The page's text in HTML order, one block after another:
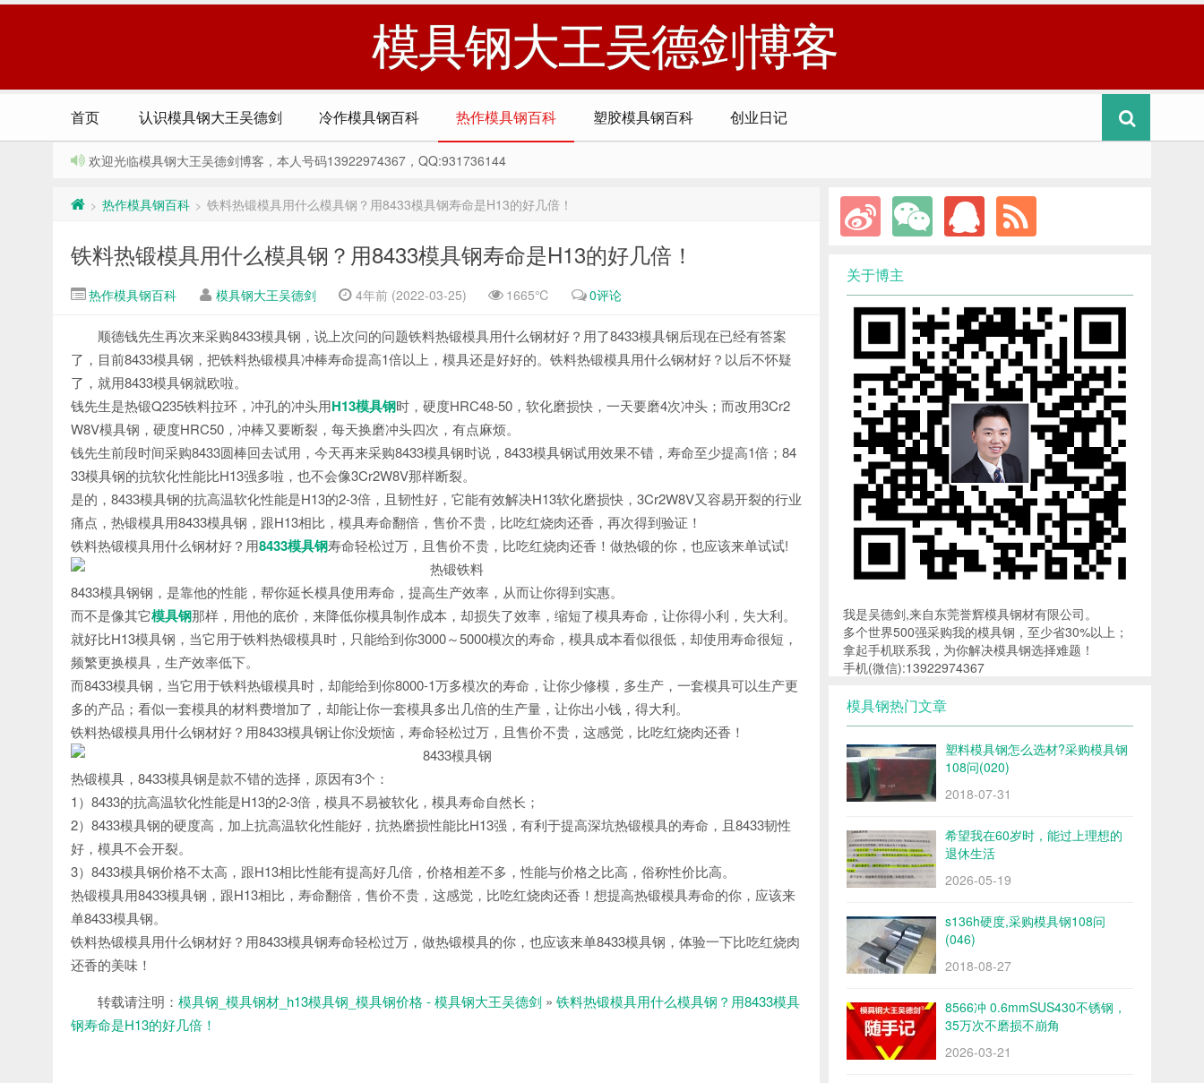
模具钢大王吴德剑博客
首页 认识模具钢大王吴德剑 冷作模具钢百科 热作模具钢百科 塑胶模具钢百科 创业日记
欢迎光临模具钢大王吴德剑博客，本人号码13922974367，QQ:931736144
> 热作模具钢百科 > 铁料热锻模具用什么模具钢？用8433模具钢寿命是H13的好几倍！
铁料热锻模具用什么模具钢？用8433模具钢寿命是H13的好几倍！
热作模具钢百科 模具钢大王吴德剑 4年前 (2022-03-25) 1665℃ 0评论
顺德钱先生再次来采购8433模具钢，说上次问的问题铁料热锻模具用什么钢材好？用了8433模具钢后现在已经有答案
了，目前8433模具钢，把铁料热锻模具冲棒寿命提高1倍以上，模具还是好好的。铁料热锻模具用什么钢材好？以后不怀疑
了，就用8433模具钢就欧啦。
钱先生是热锻Q235铁料拉环，冲孔的冲头用H13模具钢时，硬度HRC48-50，软化磨损快，一天要磨4次冲头；而改用3Cr2
W8V模具钢，硬度HRC50，冲棒又要断裂，每天换磨冲头四次，有点麻烦。
钱先生前段时间采购8433圆棒回去试用，今天再来采购8433模具钢时说，8433模具钢试用效果不错，寿命至少提高1倍；84
33模具钢的抗软化性能比H13强多啦，也不会像3Cr2W8V那样断裂。
是的，8433模具钢的抗高温软化性能是H13的2-3倍，且韧性好，它能有效解决H13软化磨损快，3Cr2W8V又容易开裂的行业
痛点，热锻模具用8433模具钢，跟H13相比，模具寿命翻倍，售价不贵，比吃红烧肉还香，再次得到验证！
铁料热锻模具用什么钢材好？用8433模具钢寿命轻松过万，且售价不贵，比吃红烧肉还香！做热锻的你，也应该来单试试!
8433模具钢钢，是靠他的性能，帮你延长模具使用寿命，提高生产效率，从而让你得到实惠。
而不是像其它模具钢那样，用他的底价，来降低你模具制作成本，却损失了效率，缩短了模具寿命，让你得小利，失大利。
就好比H13模具钢，当它用于铁料热锻模具时，只能给到你3000～5000模次的寿命，模具成本看似很低，却使用寿命很短，
频繁更换模具，生产效率低下。
而8433模具钢，当它用于铁料热锻模具时，却能给到你8000-1万多模次的寿命，让你少修模，多生产，一套模具可以生产更
多的产品；看似一套模具的材料费增加了，却能让你一套模具多出几倍的生产量，让你出小钱，得大利。
铁料热锻模具用什么钢材好？用8433模具钢让你没烦恼，寿命轻松过万，且售价不贵，这感觉，比吃红烧肉还香！
热锻模具，8433模具钢是款不错的选择，原因有3个：
1）8433的抗高温软化性能是H13的2-3倍，模具不易被软化，模具寿命自然长；
2）8433模具钢的硬度高，加上抗高温软化性能好，抗热磨损性能比H13强，有利于提高深坑热锻模具的寿命，且8433韧性
好，模具不会开裂。
3）8433模具钢价格不太高，跟H13相比性能有提高好几倍，价格相差不多，性能与价格之比高，俗称性价比高。
热锻模具用8433模具钢，跟H13相比，寿命翻倍，售价不贵，这感觉，比吃红烧肉还香！想提高热锻模具寿命的你，应该来
单8433模具钢。
铁料热锻模具用什么钢材好？用8433模具钢寿命轻松过万，做热锻模具的你，也应该来单8433模具钢，体验一下比吃红烧肉
还香的美味！
转载请注明： 模具钢_模具钢材_h13模具钢_模具钢价格 - 模具钢大王吴德剑 » 铁料热锻模具用什么模具钢？用8433模具
钢寿命是H13的好几倍！
关于博主
我是吴德剑,来自东莞誉辉模具钢材有限公司。
多个世界500强采购我的模具钢，至少省30%以上；
拿起手机联系我，为你解决模具钢选择难题！
手机(微信):13922974367
模具钢热门文章
塑料模具钢怎么选材?采购模具钢
108问(020)
2018-07-31
希望我在60岁时，能过上理想的
退休生活
2026-05-19
s136h硬度,采购模具钢108问
(046)
2018-08-27
8566冲 0.6mmSUS430不锈钢，
35万次不磨损不崩角
2026-03-21